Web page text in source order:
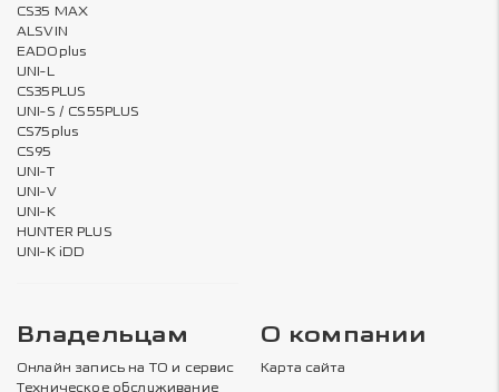
CS35 MAX
ALSVIN
EADOplus
UNI-L
CS35PLUS
UNI-S / CS55PLUS
CS75plus
CS95
UNI-T
UNI-V
UNI-K
HUNTER PLUS
UNI-K iDD
Владельцам
Онлайн запись на ТО и сервис
Техническое обслуживание
О компании
Карта сайта